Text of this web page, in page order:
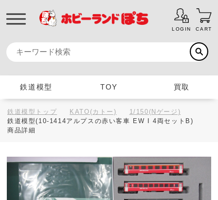
LOGIN CART
鉄道模型 TOY 買取
鉄道模型トップ KATO(カトー)
1/150(Nゲージ)
鉄道模型(10-1414アルプスの赤い客車 EW I 4両セットB)
商品詳細